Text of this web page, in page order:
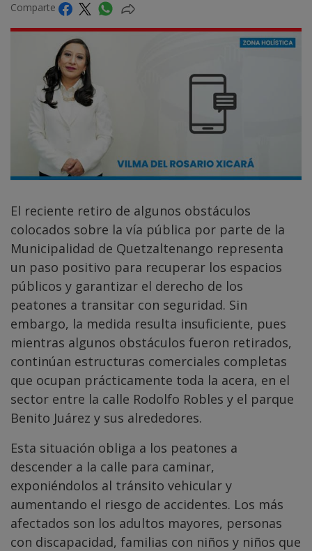
Comparte
El reciente retiro de algunos obstáculos
colocados sobre la vía pública por parte de la
Municipalidad de Quetzaltenango representa
un paso positivo para recuperar los espacios
públicos y garantizar el derecho de los
peatones a transitar con seguridad. Sin
embargo, la medida resulta insuficiente, pues
mientras algunos obstáculos fueron retirados,
continúan estructuras comerciales completas
que ocupan prácticamente toda la acera, en el
sector entre la calle Rodolfo Robles y el parque
Benito Juárez y sus alrededores.
Esta situación obliga a los peatones a
descender a la calle para caminar,
exponiéndolos al tránsito vehicular y
aumentando el riesgo de accidentes. Los más
afectados son los adultos mayores, personas
con discapacidad, familias con niños y niños que